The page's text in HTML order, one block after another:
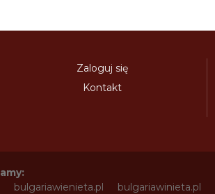
Zaloguj się
Kontakt
bulgariawienieta.pl bulgariawinieta.pl